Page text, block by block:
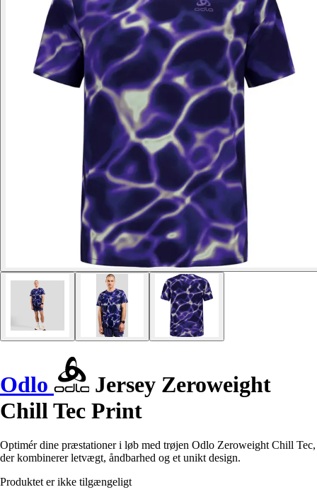
Odlo
Jersey Zeroweight
Chill Tec Print
Optimér dine præstationer i løb med trøjen Odlo Zeroweight Chill Tec,
der kombinerer letvægt, åndbarhed og et unikt design.
Produktet er ikke tilgængeligt